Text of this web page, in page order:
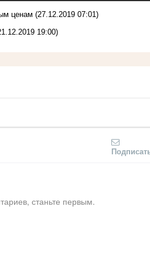
ценам (27.12.2019 07:01)
19:00)
станьте первым.